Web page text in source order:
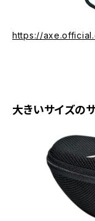
https://
大きいサイズの